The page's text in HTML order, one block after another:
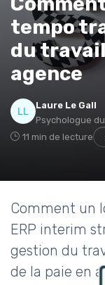
tempo
du
agence
Laure Le Gall
Psychologue
11 min de lecture
Comment un
ERP interim
gestion du
de la paie en